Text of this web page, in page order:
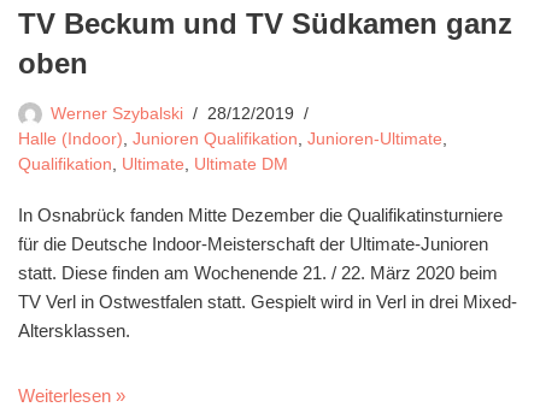
TV Beckum und TV Südkamen ganz
oben
Werner Szybalski
28/12/2019
Halle (Indoor), Junioren Qualifikation, Junioren-Ultimate,
Qualifikation, Ultimate, Ultimate DM
In Osnabrück fanden Mitte Dezember die Qualifikatinsturniere
für die Deutsche Indoor-Meisterschaft der Ultimate-Junioren
statt. Diese finden am Wochenende 21. / 22. März 2020 beim
TV Verl in Ostwestfalen statt. Gespielt wird in Verl in drei Mixed-
Altersklassen.
Weiterlesen »